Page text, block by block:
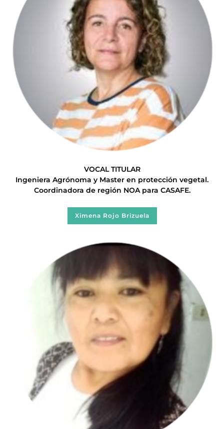
VOCAL TITULAR
Ingeniera Agrónoma y Master en protección vegetal.
Coordinadora de región NOA para CASAFE.
Ximena Rojo Brizuela